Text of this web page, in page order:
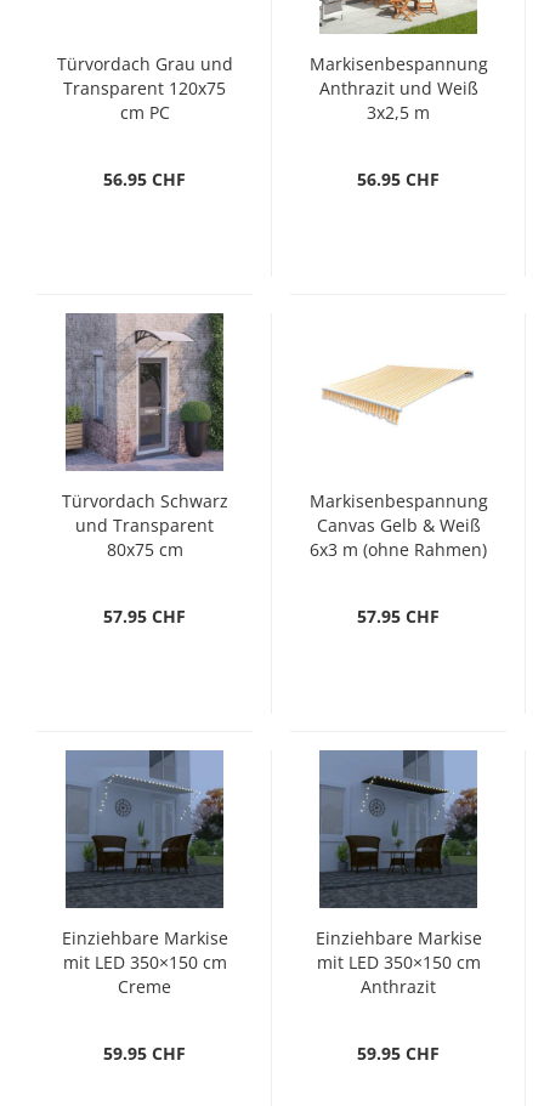
Türvordach Grau und
Transparent 120x75
cm PC
56.95 CHF
Markisenbespannung
Anthrazit und Weiß
3x2,5 m
56.95 CHF
Türvordach Schwarz
und Transparent
80x75 cm
57.95 CHF
Markisenbespannung
Canvas Gelb & Weiß
6x3 m (ohne Rahmen)
57.95 CHF
Einziehbare Markise
mit LED 350×150 cm
Creme
59.95 CHF
Einziehbare Markise
mit LED 350×150 cm
Anthrazit
59.95 CHF